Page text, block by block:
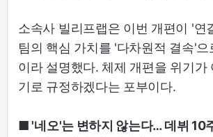
소속사 빌리프랩은 이번 개편이 '연
팀의 핵심 가치를 '다차원적 결속'으
이라 설명했다. 체제 개편을 위기가
기로 규정하겠다는 포부이다.
■ '네오'는 변하지 않는다… 데뷔 10